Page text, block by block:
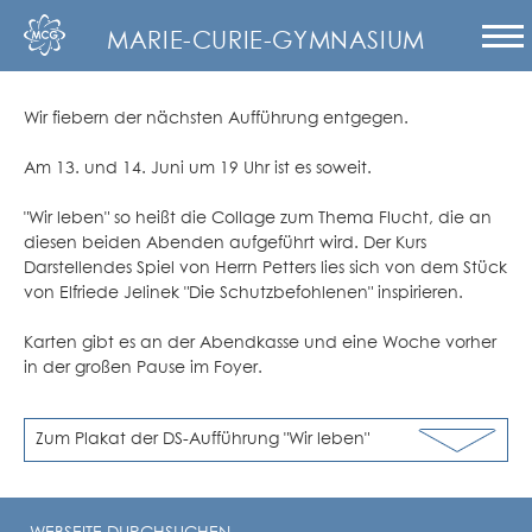
MARIE-CURIE-GYMNASIUM
Wir fiebern der nächsten Aufführung entgegen.
Am 13. und 14. Juni um 19 Uhr ist es soweit.
"Wir leben" so heißt die Collage zum Thema Flucht, die an
diesen beiden Abenden aufgeführt wird. Der Kurs
Darstellendes Spiel von Herrn Petters lies sich von dem Stück
von Elfriede Jelinek "Die Schutzbefohlenen" inspirieren.
Karten gibt es an der Abendkasse und eine Woche vorher
in der großen Pause im Foyer.
Zum Plakat der DS-Aufführung "Wir leben"